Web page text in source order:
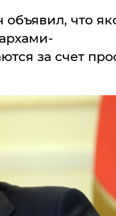
что
за счет